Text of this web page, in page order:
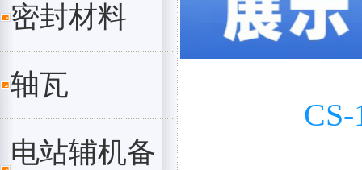
密封材料
轴瓦
电站辅机备